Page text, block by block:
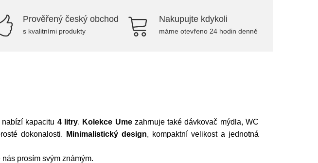
Prověřený český obchod
s kvalitními produkty
Nakupujte kdykoli
máme otevřeno 24 hodin denně
nabízí kapacitu 4 litry. Kolekce Umezahrnuje také dávkovač mýdla, WC
dokonalosti.
Minimalistický design, kompaktní velikost a jednotná
prosím svým známým.